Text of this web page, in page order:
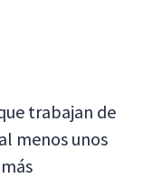
trabajan de
menos unos